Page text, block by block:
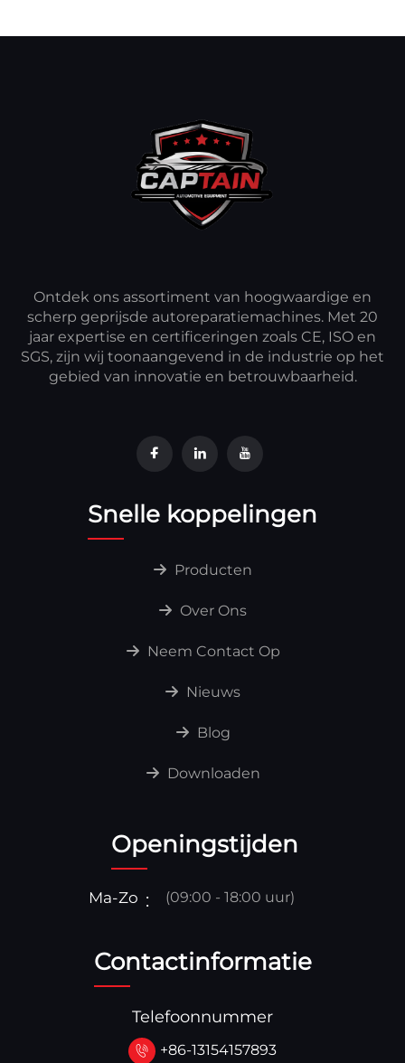
Ontdek ons assortiment van hoogwaardige en
scherp geprijsde autoreparatiemachines. Met 20
jaar expertise en certificeringen zoals CE, ISO en
SGS, zijn wij toonaangevend in de industrie op het
gebied van innovatie en betrouwbaarheid.
Snelle koppelingen
Producten
Over Ons
Neem Contact Op
Nieuws
Blog
Downloaden
Openingstijden
Ma-Zo (09:00 - 18:00 uur)
Contactinformatie
Telefoonnummer
+86-13154157893